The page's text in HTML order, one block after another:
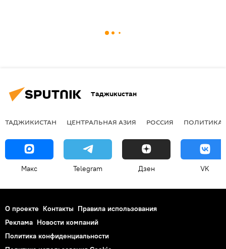
Таджикистан
ТАДЖИКИСТАН ЦЕНТРАЛЬНАЯ АЗИЯ РОССИЯ ПОЛИТИКА
Макс Telegram Дзен VK
О проекте Контакты Правила использования
Реклама Новости компаний
Политика конфиденциальности